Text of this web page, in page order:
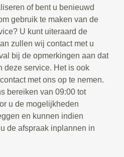
of bent u benieuwd
gebruik te maken van de
U kunt uiteraard de
zullen wij contact met u
bij de opmerkingen aan dat
deze service. Het is ook
met ons op te nemen.
bereiken van 09:00 tot
u de mogelijkheden
en kunnen indien
de afspraak inplannen in